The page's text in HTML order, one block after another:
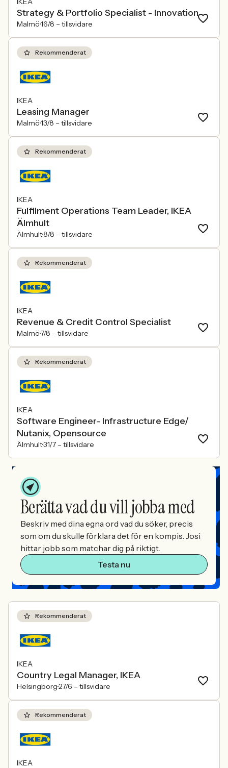
Strategy & Portfolio Specialist - Innovation
Malmö16/8 – tillsvidare
Rekommenderat
IKEA
Leasing Manager
Malmö13/8 – tillsvidare
Rekommenderat
IKEA
Fulfilment Operations Team Leader, IKEA
Älmhult
Älmhult8/8 – tillsvidare
Rekommenderat
IKEA
Revenue & Credit Control Specialist
Malmö7/8 – tillsvidare
Rekommenderat
IKEA
Software Engineer- Infrastructure Edge/
Nutanix, Opensource
Älmhult31/7 – tillsvidare
Berätta vad du vill jobba med
Beskriv med dina egna ord vad du söker, precis
som om du skulle förklara det för en kompis. Josi
hittar jobb som matchar dig på riktigt.
Testa nu
Rekommenderat
IKEA
Country Legal Manager, IKEA
Helsingborg27/6 – tillsvidare
Rekommenderat
IKEA